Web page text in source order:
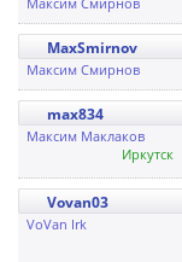
MaxSmirnov
Максим Смирнов
max834
Максим Маклаков
Иркутск
Vovan03
VoVan Irk